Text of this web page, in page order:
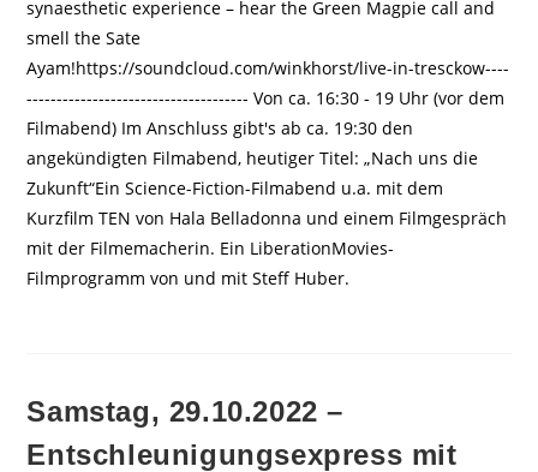
synaesthetic experience – hear the Green Magpie call and
smell the Sate
Ayam!https://soundcloud.com/winkhorst/live-in-tresckow----
------------------------------------- Von ca. 16:30 - 19 Uhr (vor dem
Filmabend) Im Anschluss gibt's ab ca. 19:30 den
angekündigten Filmabend, heutiger Titel: „Nach uns die
Zukunft“Ein Science-Fiction-Filmabend u.a. mit dem
Kurzfilm TEN von Hala Belladonna und einem Filmgespräch
mit der Filmemacherin. Ein LiberationMovies-
Filmprogramm von und mit Steff Huber.
Samstag, 29.10.2022 –
Entschleunigungsexpress mit